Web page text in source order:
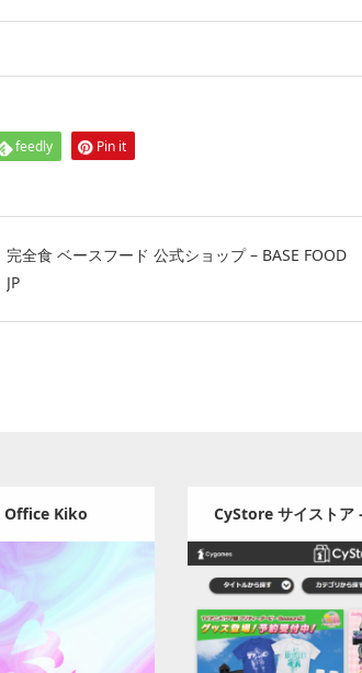
feedly Pin it
完全食 ベースフード 公式ショップ – BASE FOOD
JP
Office Kiko
ゲーム
CyStore サイストア
マス、シャドバ
Update:
Category: